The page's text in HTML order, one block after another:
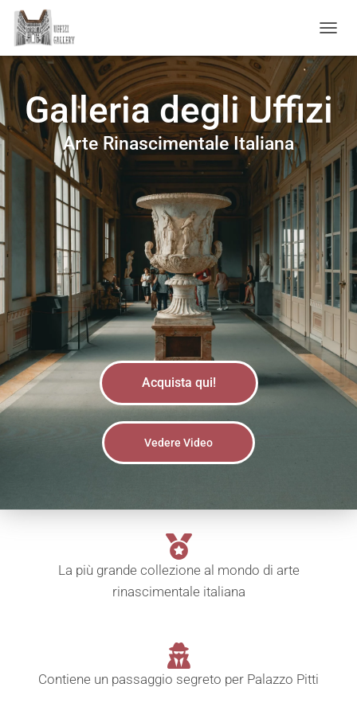
Galleria degli Uffizi
Arte Rinascimentale Italiana
Acquista qui!
Vedere Video
La più grande collezione al mondo di arte
rinascimentale italiana
Contiene un passaggio segreto per Palazzo Pitti